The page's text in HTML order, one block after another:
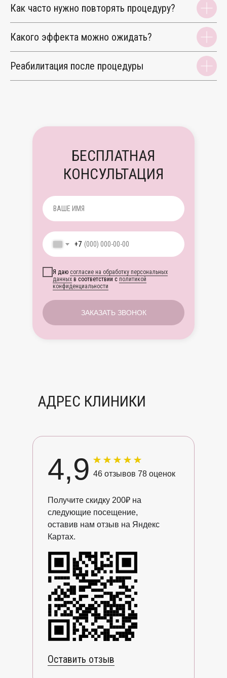
Как часто нужно повторять процедуру?
Какого эффекта можно ожидать?
Реабилитация после процедуры
БЕСПЛАТНАЯ
КОНСУЛЬТАЦИЯ
+7
Я даю согласие на обработку персональных
данных в соответствии с политикой
конфиденциальности
ЗАКАЗАТЬ ЗВОНОК
АДРЕС КЛИНИКИ
Получите скидку 200₽ на
следующие посещение,
оставив нам отзыв на Яндекс
Картах.
46 отзывов 78 оценок
Оставить отзыв
4,9